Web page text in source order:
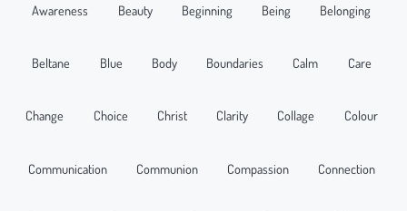
Awareness Beauty Beginning Being Belonging
Beltane Blue Body Boundaries Calm Care
Change Choice Christ Clarity Collage Colour
Communication Communion Compassion Connection